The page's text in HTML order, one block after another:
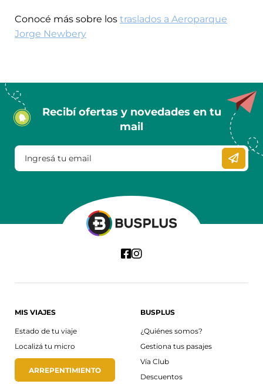
Conocé más sobre lostraslados a Aeroparque
Jorge Newbery
Recibí ofertas y novedades en tu
mail
MIS VIAJES
Estado de tu viaje
Localizá tu micro
ARREPENTIMIENTO
BUSPLUS
¿Quiénes somos?
Gestiona tus pasajes
Vía Club
Descuentos